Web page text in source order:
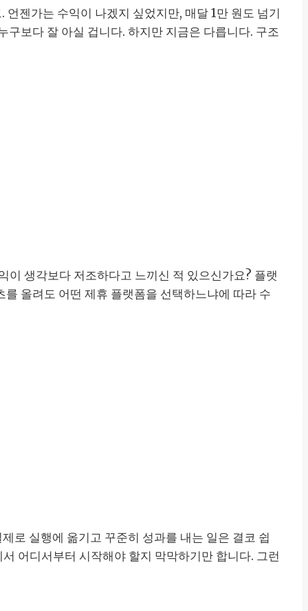
젠가는 수익이 나겠지 싶었지만, 매달 1만 원도 넘기
보다 잘 아실 겁니다. 하지만 지금은 다릅니다. 구조
생각보다 저조하다고 느끼신 적 있으신가요? 플랫
올려도 어떤 제휴 플랫폼을 선택하느냐에 따라 수
로 실행에 옮기고 꾸준히 성과를 내는 일은 결코 쉽
어디서부터 시작해야 할지 막막하기만 합니다. 그런